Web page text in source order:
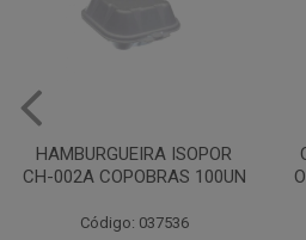
CAIXA PARDA PIZZA N30
OITAVADA BALUARTE C/10
Código: 001124